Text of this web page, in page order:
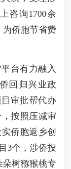
咨询1700余
为侨胞节省费
台有力融入
回归兴业政
审批帮代办
按照压减审
侨胞返乡创
3个，涉侨投
朵树猕猴桃专